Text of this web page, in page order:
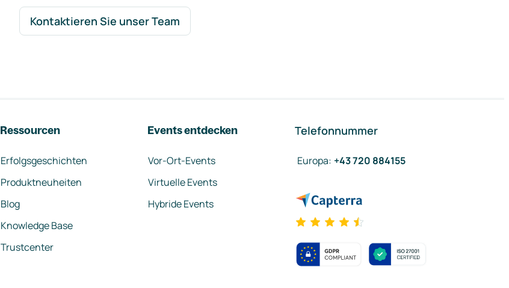
Kontaktieren Sie unser Team
Ressourcen
Erfolgsgeschichten
Produktneuheiten
Blog
Knowledge Base
Trustcenter
Events entdecken
Vor-Ort-Events
Virtuelle Events
Hybride Events
Telefonnummer
Europa: +43 720 884155